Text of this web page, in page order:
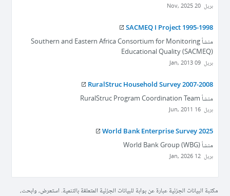
بريل 20 Nov, 2025
SACMEQ I Project 1995-1998
منشأ Southern and Eastern Africa Consortium for Monitoring
Educational Quality (SACMEQ)
بريل 09 Jan, 2013
RuralStruc Household Survey 2007-2008
منشأ RuralStruc Program Coordination Team
بريل 16 Jun, 2011
World Bank Enterprise Survey 2025
منشأ World Bank Group (WBG)
بريل 12 Jan, 2026
مكتبة البيانات الجزئية عبارة عن بوابة للبيانات الجزئية المتعلقة بالتنمية. استعرض، وابحث،